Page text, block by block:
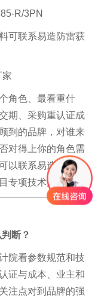
可联系易造防雷获
角色、最看重什
期、采购重认证成
到的品牌，对谁来
对得上你的角色需
以联系易造防雷工
专项技术方案。
断？
院看参数规范和技
证与成本、业主和
注点对到品牌的强